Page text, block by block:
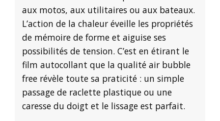
aux motos, aux utilitaires ou aux bateaux.
L’action de la chaleur éveille les propriétés
de mémoire de forme et aiguise ses
possibilités de tension. C’est en étirant le
film autocollant que la qualité air bubble
free révèle toute sa praticité : un simple
passage de raclette plastique ou une
caresse du doigt et le lissage est parfait.